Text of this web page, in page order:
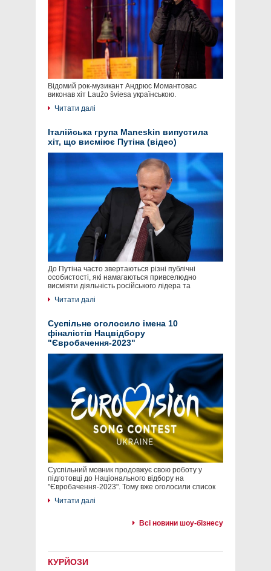
Відомий рок-музикант Андрюс Момантовас
виконав хіт Laužo šviesa українською.
Читати далі
Італійська група Maneskin випустила
хіт, що висміює Путіна (відео)
До Путіна часто звертаються різні публічні
особистості, які намагаються привселюдно
висміяти діяльність російського лідера та
Читати далі
Суспільне оголосило імена 10
фіналістів Нацвідбору
"Євробачення-2023"
Суспільний мовник продовжує свою роботу у
підготовці до Національного відбору на
"Євробачення-2023". Тому вже оголосили список
Читати далі
Всі новини шоу-бізнесу
КУРЙОЗИ